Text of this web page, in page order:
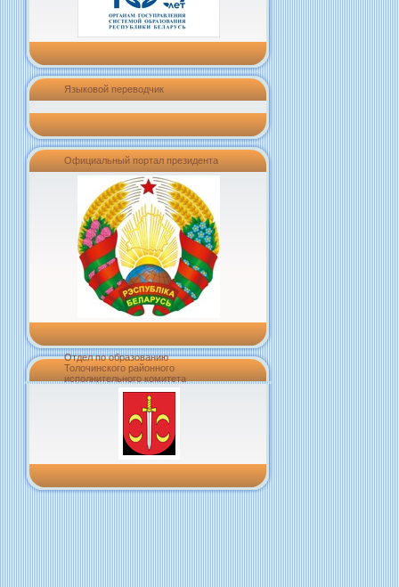
Языковой переводчик
Официальный портал президента
Отдел по образованию
Толочинского районного
исполнительного комитета